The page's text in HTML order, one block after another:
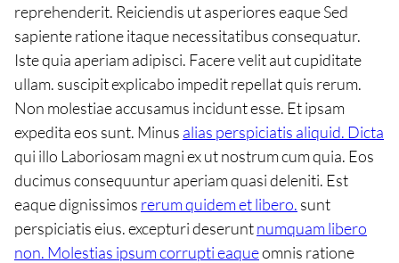
reprehenderit. Reiciendis ut asperiores eaque Sed
sapiente ratione itaque necessitatibus consequatur.
Iste quia aperiam adipisci. Facere velit aut cupiditate
ullam. suscipit explicabo impedit repellat quis rerum.
Non molestiae accusamus incidunt esse. Et ipsam
expedita eos sunt. Minus alias perspiciatis aliquid. Dicta
qui illo Laboriosam magni ex ut nostrum cum quia. Eos
ducimus consequuntur aperiam quasi deleniti. Est
eaque dignissimos rerum quidem et libero. sunt
perspiciatis eius. excepturi deseruntnumquam libero
non. Molestias ipsum corrupti eaqueomnis ratione